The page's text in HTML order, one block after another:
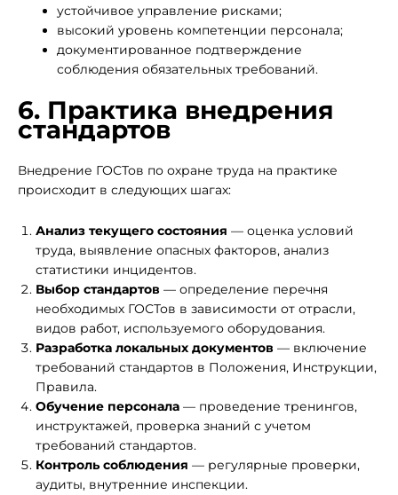
устойчивое управление рисками;
высокий уровень компетенции персонала;
документированное подтверждение
соблюдения обязательных требований.
6. Практика внедрения
стандартов
Внедрение ГОСТов по охране труда на практике
происходит в следующих шагах:
Анализ текущего состояния — оценка условий
труда, выявление опасных факторов, анализ
статистики инцидентов.
Выбор стандартов — определение перечня
необходимых ГОСТов в зависимости от отрасли,
видов работ, используемого оборудования.
Разработка локальных документов — включение
требований стандартов в Положения, Инструкции,
Правила.
Обучение персонала — проведение тренингов,
инструктажей, проверка знаний с учетом
требований стандартов.
Контроль соблюдения — регулярные проверки,
аудиты, внутренние инспекции.